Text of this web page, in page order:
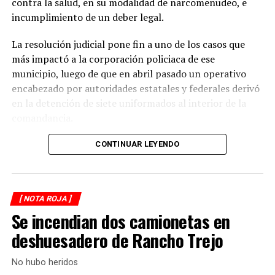
La circulación en la zona se vio afectada por algunos
minutos mientras se realizaban las labores de auxilio y el
levantamiento de indicios por parte de las autoridades.
Posteriormente, el tránsito fue restablecido de manera
normal.
incumplimiento de un deber legal.
La resolución judicial pone fin a uno de los casos que
más impactó a la corporación policiaca de ese
municipio, luego de que en abril pasado un operativo
encabezado por autoridades estatales y federales derivó
en la detención de siete uniformados al interior de la
La intervención se realizó el 10 de abril mediante un
despliegue conjunto de agentes de la Policía Ministerial,
elementos de la Secretaría de Marina (Semar) y de la
Secretaría de Seguridad Pública (SSP), quienes
ejecutaron una revisión en las instalaciones de la
corporación municipal.
Durante la inspección, los efectivos localizaron diversas
dosis de droga presuntamente destinadas al
CONTINUAR LEYENDO
[ NOTA ROJA ]
Se incendian dos camionetas en
deshuesadero de Rancho Trejo
No hubo heridos